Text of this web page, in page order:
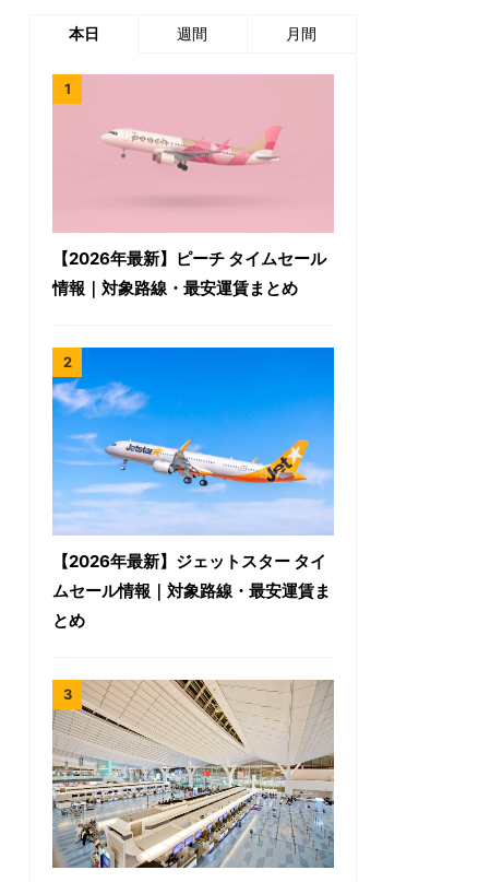
本日 週間 月間
【2026年最新】ピーチ タイムセール
情報｜対象路線・最安運賃まとめ
【2026年最新】ジェットスター タイ
ムセール情報｜対象路線・最安運賃ま
とめ